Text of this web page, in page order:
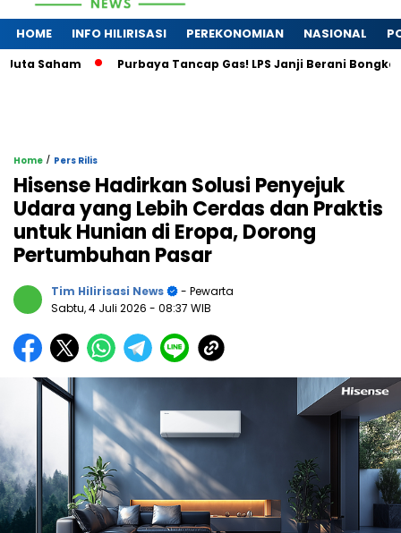
HOME INFO HILIRISASI PEREKONOMIAN NASIONAL
Saham Purbaya Tancap Gas! LPS Janji Berani Bongkar
Home / Pers Rilis
Hisense Hadirkan Solusi Penyejuk
Udara yang Lebih Cerdas dan Praktis
untuk Hunian di Eropa, Dorong
Pertumbuhan Pasar
Tim Hilirisasi News
- Pewarta
Sabtu, 4 Juli 2026 - 08:37 WIB